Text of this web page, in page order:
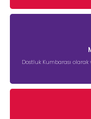
Dostluk Kumbarası